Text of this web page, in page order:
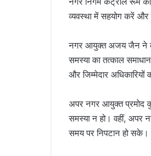
व्यवस्था में सहयोग करें
नगर आयुक्त अजय जैन ने
समस्या का तत्काल
और जिम्मेदार अधिकारियों
अपर नगर आयुक्त प्रमोद
समस्या न हो। वहीं, अपर
समय पर निपटान हो सके।